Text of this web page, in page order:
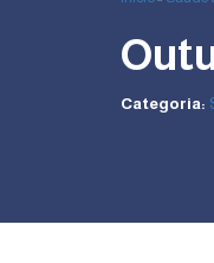
Categoria: